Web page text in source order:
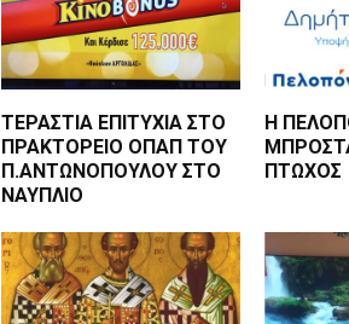
ΤΕΡΑΣΤΙΑ ΕΠΙΤΥΧΙΑ ΣΤΟ
ΠΡΑΚΤΟΡΕΙΟ ΟΠΑΠ ΤΟΥ
Π.ΑΝΤΩΝΟΠΟΥΛΟΥ ΣΤΟ
ΝΑΥΠΛΙΟ
Η
ΠΤΩΧΟΣ